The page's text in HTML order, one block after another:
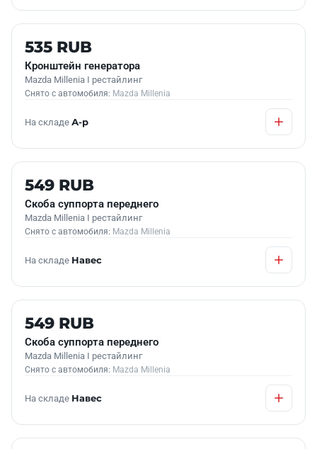
Б/У В НАЛИЧИИ
535 RUB
Кронштейн генератора
Mazda Millenia I рестайлинг
Снято с автомобиля: Mazda Millenia
На складе А-р
Б/У В НАЛИЧИИ
549 RUB
Скоба суппорта переднего
Mazda Millenia I рестайлинг
Снято с автомобиля: Mazda Millenia
На складе Навес
Б/У В НАЛИЧИИ
549 RUB
Скоба суппорта переднего
Mazda Millenia I рестайлинг
Снято с автомобиля: Mazda Millenia
На складе Навес